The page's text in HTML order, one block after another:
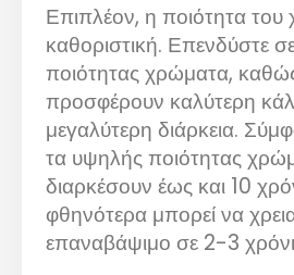
Επιπλέον, η ποιότητα του
καθοριστική. Επενδύστε
ποιότητας χρώματα,
προσφέρουν καλύτερη
μεγαλύτερη διάρκεια.
τα υψηλής ποιότητας
διαρκέσουν έως και 10
φθηνότερα μπορεί να
επαναβάψιμο σε 2-3